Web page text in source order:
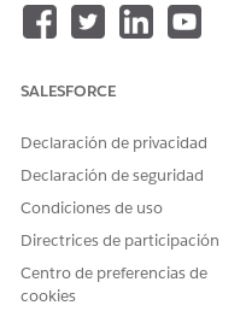
Disponible en: Lightning
Unlimiteddonde Financial
PERMISOS DE
Para configurar listas de
selección de extracto de
solicitud de préstamo:
Configure listas de
SALESFORCE
Declaración de privacidad
Declaración de seguridad
Condiciones de uso
Directrices de participación
Centro de preferencias de
cookies